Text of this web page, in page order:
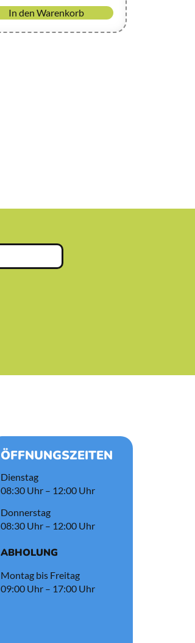
In den Warenkorb
ÖFFNUNGSZEITEN
Dienstag
08:30 Uhr – 12:00 Uhr
Donnerstag
08:30 Uhr – 12:00 Uhr
ABHOLUNG
Montag bis Freitag
09:00 Uhr – 17:00 Uhr